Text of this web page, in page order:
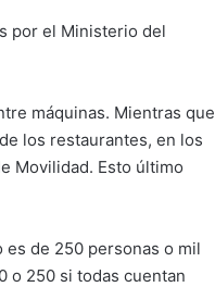
por el Ministerio del
máquinas. Mientras que
los restaurantes, en los
Movilidad. Esto último
de 250 personas o mil
o 250 si todas cuentan